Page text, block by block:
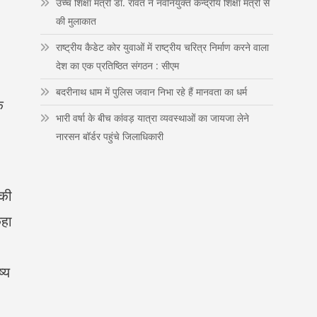
n
की मुलाकात
राष्ट्रीय कैडेट कोर युवाओं में राष्ट्रीय चरित्र निर्माण करने वाला
देश का एक प्रतिष्ठित संगठन : सीएम
बदरीनाथ धाम में पुलिस जवान निभा रहे हैं मानवता का धर्म
भारी वर्षा के बीच कांवड़ यात्रा व्यवस्थाओं का जायजा लेने
नारसन बॉर्डर पहुंचे जिलाधिकारी